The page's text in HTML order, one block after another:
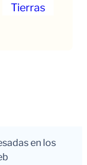
Tierras
en los